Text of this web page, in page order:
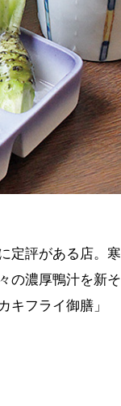
定評がある店。寒
の濃厚鴨汁を新そ
キフライ御膳」